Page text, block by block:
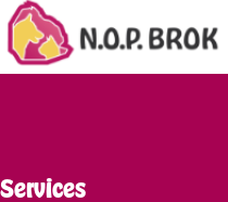
Services